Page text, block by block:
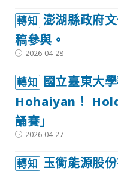
轉知 澎湖縣政府
稿參與。
Post2026-04-28
轉知 國立臺東大
Hohaiyan！
誦賽」
Post2026-04-27
轉知 玉衡能源股